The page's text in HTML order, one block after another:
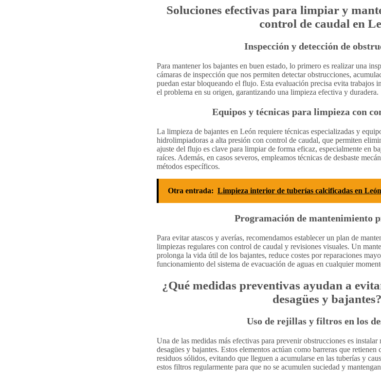
Soluciones efectivas para limpiar y
control de caudal en
Inspección y detección de
Para mantener los bajantes en buen estado, lo primero es realizar una
cámaras de inspección que nos permiten detectar obstrucciones,
puedan estar bloqueando el flujo. Esta evaluación precisa evita trabajos
el problema en su origen, garantizando una limpieza efectiva y duradera.
Equipos y técnicas para limpieza con
La limpieza de bajantes en León requiere técnicas especializadas y
hidrolimpiadoras a alta presión con control de caudal, que permiten
ajuste del flujo es clave para limpiar de forma eficaz, especialmente en
raíces. Además, en casos severos, empleamos técnicas de desbaste
métodos específicos.
Otra entrada: Limpieza interior de tuberías calcificadas en
Programación de mantenimiento
Para evitar atascos y averías, recomendamos establecer un plan de
limpiezas regulares con control de caudal y revisiones visuales. Un
prolonga la vida útil de los bajantes, reduce costes por reparaciones
funcionamiento del sistema de evacuación de aguas en cualquier
¿Qué medidas preventivas ayudan a
desagües y bajantes?
Uso de rejillas y filtros en los
Una de las medidas más efectivas para prevenir obstrucciones es
desagües y bajantes. Estos elementos actúan como barreras que
residuos sólidos, evitando que lleguen a acumularse en las tuberías y
estos filtros regularmente para que no se acumulen suciedad y